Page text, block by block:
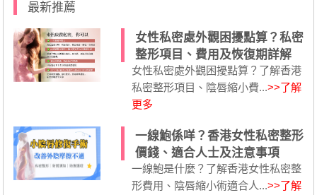
最新推薦
女性私密處外觀困擾點算？私密
整形項目、費用及恢復期詳解
女性私密處外觀困擾點算？了解香港
私密整形項目、陰唇縮小費...>>了解
更多
一線鮑係咩？香港女性私密整形
價錢、適合人士及注意事項
一線鮑是什麼？了解香港女性私密整
形費用、陰唇縮小術適合人...>>了解